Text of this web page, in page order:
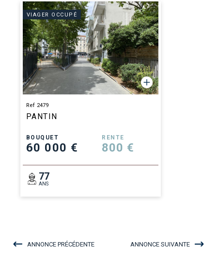
VIAGER OCCUPÉ
Ref 2479
PANTIN
BOUQUET
60 000 €
RENTE
800 €
77
ANS
ANNONCE PRÉCÉDENTE ANNONCE SUIVANTE